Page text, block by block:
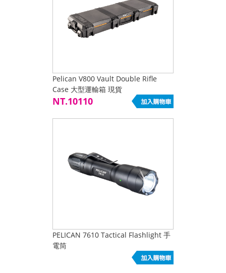
Pelican V800 Vault Double Rifle
Case 大型運輸箱 現貨
NT.10110
PELICAN 7610 Tactical Flashlight 手
電筒